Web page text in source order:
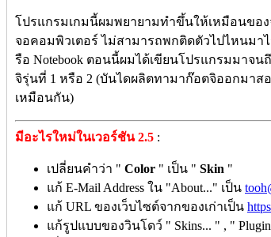
โปรแกรมเกมนี้ผมพยายามทำขึ้นให้เหมือนขอ
จอคอมพิวเตอร์ ไม่สามารถพกติดตัวไปไหนม
รือ Notebook ตอนนี้ผมได้เขียนโปรแกรมมาจน
จิรุ่นที่ 1 หรือ 2 (บันไดผลิตทามาก๊อตจิออกมาส
เหมือนกัน)
มีอะไรใหม่ในเวอร์ชัน 2.5 :
เปลี่ยนคำว่า " Color " เป็น " Skin "
แก้ E-Mail Address ใน "About..." เป็น
แก้ URL ของเว็บไซต์จากของเก่าเป็น
แก้รูปแบบของวินโดว์ " Skins... " , "